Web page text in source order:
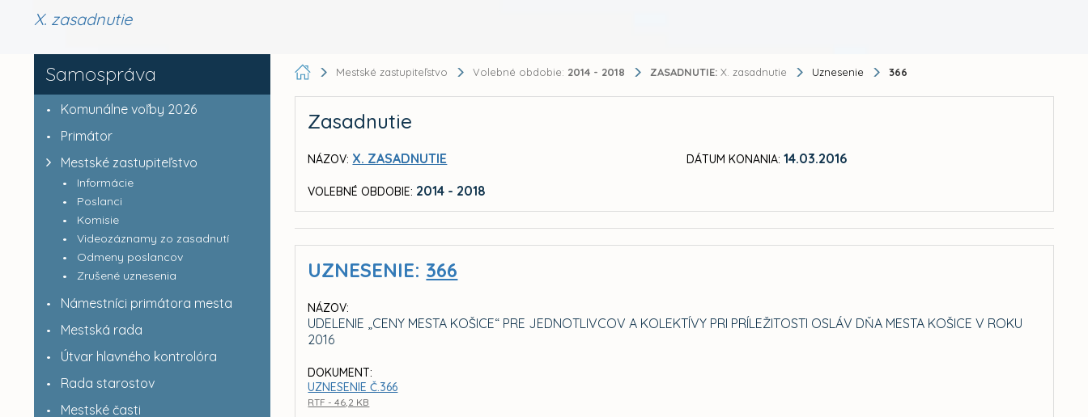
X. zasadnutie
Samospráva
Komunálne voľby 2026
Primátor
Mestské zastupiteľstvo
Informácie
Poslanci
Komisie
Videozáznamy zo zasadnutí
Odmeny poslancov
Zrušené uznesenia
Námestníci primátora mesta
Mestská rada
Útvar hlavného kontrolóra
Rada starostov
Mestské časti
Mestské zastupiteľstvo Volebné obdobie: 2014 - 2018 ZASADNUTIE: X. zasadnutie Uznesenie 366
Zasadnutie
NÁZOV: X. ZASADNUTIE
VOLEBNÉ OBDOBIE: 2014 - 2018
DÁTUM KONANIA: 14.03.2016
UZNESENIE: 366
NÁZOV:
UDELENIE „CENY MESTA KOŠICE“ PRE JEDNOTLIVCOV A KOLEKTÍVY PRI PRÍLEŽITOSTI OSLÁV DŇA MESTA KOŠICE V ROKU
2016
DOKUMENT:
UZNESENIE Č.366
RTF - 46,2 KB